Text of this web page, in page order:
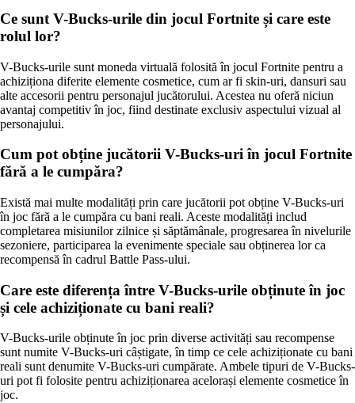
Ce sunt V-Bucks-urile din jocul Fortnite și care este
rolul lor?
V-Bucks-urile sunt moneda virtuală folosită în jocul Fortnite pentru a
achiziționa diferite elemente cosmetice, cum ar fi skin-uri, dansuri sau
alte accesorii pentru personajul jucătorului. Acestea nu oferă niciun
avantaj competitiv în joc, fiind destinate exclusiv aspectului vizual al
personajului.
Cum pot obține jucătorii V-Bucks-uri în jocul Fortnite
fără a le cumpăra?
Există mai multe modalități prin care jucătorii pot obține V-Bucks-uri
în joc fără a le cumpăra cu bani reali. Aceste modalități includ
completarea misiunilor zilnice și săptămânale, progresarea în nivelurile
sezoniere, participarea la evenimente speciale sau obținerea lor ca
recompensă în cadrul Battle Pass-ului.
Care este diferența între V-Bucks-urile obținute în joc
și cele achiziționate cu bani reali?
V-Bucks-urile obținute în joc prin diverse activități sau recompense
sunt numite V-Bucks-uri câștigate, în timp ce cele achiziționate cu bani
reali sunt denumite V-Bucks-uri cumpărate. Ambele tipuri de V-Bucks-
uri pot fi folosite pentru achiziționarea acelorași elemente cosmetice în
joc.